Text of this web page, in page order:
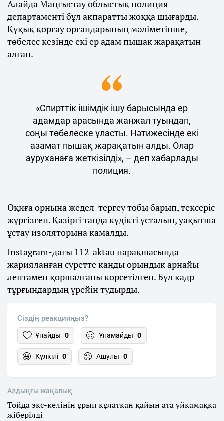
Алайда Маңғыстау облыстық полиция
департаменті бұл ақпаратты жоққа шығарды.
Құқық қорғау органдарының мәліметінше,
төбелес кезінде екі ер адам пышақ жарақатын
алған.
«Спирттік ішімдік ішу барысында ер
адамдар арасында жанжал туындап,
соңы төбелеске ұласты. Нәтижесінде екі
азамат пышақ жарақатын алды. Олар
ауруханаға жеткізілді», – деп хабарлады
полиция.
Оқиға орнына жедел-тергеу тобы барып, тексеріс
жүргізген. Қазіргі таңда күдікті ұсталып, уақытша
ұстау изоляторына қамалды.
Instagram-дағы 112_aktau парақшасында
жарияланған суретте қанды орындық арнайы
лентамен қоршалғаны көрсетілген. Бұл кадр
тұрғындардың үрейін тудырды.
Сіздің реакцияңыз?
Ұнайды 0 Ұнамайды 0
Күлкілі 0 Ашулы 0
Алдыңғы жаңалық
Тойда экс-келінін ұрып құлатқан қайын ата үйқамаққа
жіберілді